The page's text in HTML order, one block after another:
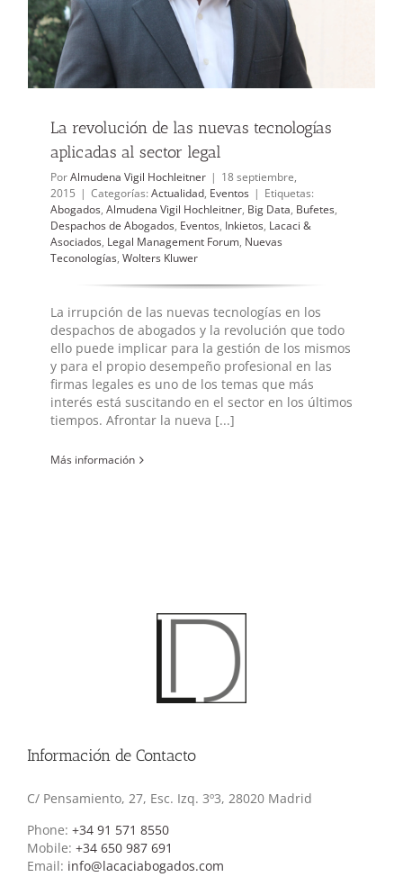
La revolución de las nuevas tecnologías
aplicadas al sector legal
PorAlmudena Vigil Hochleitner | 18 septiembre,
2015 | Categorías: Actualidad, Eventos | Etiquetas:
Abogados, Almudena Vigil Hochleitner, Big Data, Bufetes,
Despachos de Abogados, Eventos, Inkietos, Lacaci &
Asociados, Legal Management Forum, Nuevas
Teconologías, Wolters Kluwer
La irrupción de las nuevas tecnologías en los
despachos de abogados y la revolución que todo
ello puede implicar para la gestión de los mismos
y para el propio desempeño profesional en las
firmas legales es uno de los temas que más
interés está suscitando en el sector en los últimos
tiempos. Afrontar la nueva [...]
Más información
Información de Contacto
C/ Pensamiento, 27, Esc. Izq. 3º3, 28020 Madrid
Phone: +34 91 571 8550
Mobile: +34 650 987 691
Email: info@lacaciabogados.com